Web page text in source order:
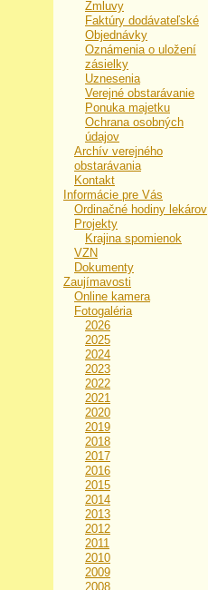
Zmluvy
Faktúry dodávateľské
Objednávky
Oznámenia o uložení
zásielky
Uznesenia
Verejné obstarávanie
Ponuka majetku
Ochrana osobných
údajov
Archív verejného
obstarávania
Kontakt
Informácie pre Vás
Ordinačné hodiny lekárov
Projekty
Krajina spomienok
VZN
Dokumenty
Zaujímavosti
Online kamera
Fotogaléria
2026
2025
2024
2023
2022
2021
2020
2019
2018
2017
2016
2015
2014
2013
2012
2011
2010
2009
2008